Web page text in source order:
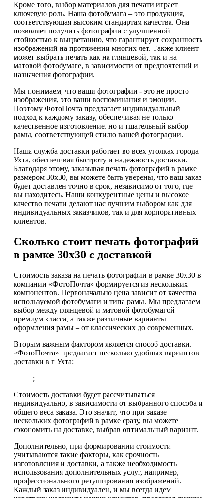
Кроме того, выбор материалов для печати играет
ключевую роль. Наша фотобумага – это продукция,
соответствующая высоким стандартам качества. Она
позволяет получить фотографии с улучшенной
стойкостью к выцветанию, что гарантирует сохранность
изображений на протяжении многих лет. Также клиент
может выбрать печать как на глянцевой, так и на
матовой фотобумаге, в зависимости от предпочтений и
назначения фотографии.
Мы понимаем, что ваши фотографии - это не просто
изображения, это ваши воспоминания и эмоции.
Поэтому ФотоПочта предлагает индивидуальный
подход к каждому заказу, обеспечивая не только
качественное изготовление, но и тщательный выбор
рамы, соответствующей стилю вашей фотографии.
Наша служба доставки работает во всех уголках города
Ухта, обеспечивая быстроту и надежность доставки.
Благодаря этому, заказывая печать фотографий в рамке
размером 30х30, вы можете быть уверены, что ваш заказ
будет доставлен точно в срок, независимо от того, где
вы находитесь. Наши конкурентные цены и высокое
качество печати делают нас лучшим выбором как для
индивидуальных заказчиков, так и для корпоративных
клиентов.
Сколько стоит печать фотографий
в рамке 30х30 с доставкой
Стоимость заказа на печать фотографий в рамке 30х30 в
компании «ФотоПочта» формируется из нескольких
компонентов. Первоначально цена зависит от качества
используемой фотобумаги и типа рамы. Мы предлагаем
выбор между глянцевой и матовой фотобумагой
премиум класса, а также различные варианты
оформления рамы – от классических до современных.
Вторым важным фактором является способ доставки.
«ФотоПочта» предлагает несколько удобных вариантов
доставки в г Ухта:
;
Стоимость доставки будет рассчитываться
индивидуально, в зависимости от выбранного способа и
общего веса заказа. Это значит, что при заказе
нескольких фотографий в рамке сразу, вы можете
сэкономить на доставке, выбрав оптимальный вариант.
Дополнительно, при формировании стоимости
учитываются такие факторы, как срочность
изготовления и доставки, а также необходимость
использования дополнительных услуг, например,
профессионального ретуширования изображений.
Каждый заказ индивидуален, и мы всегда идем